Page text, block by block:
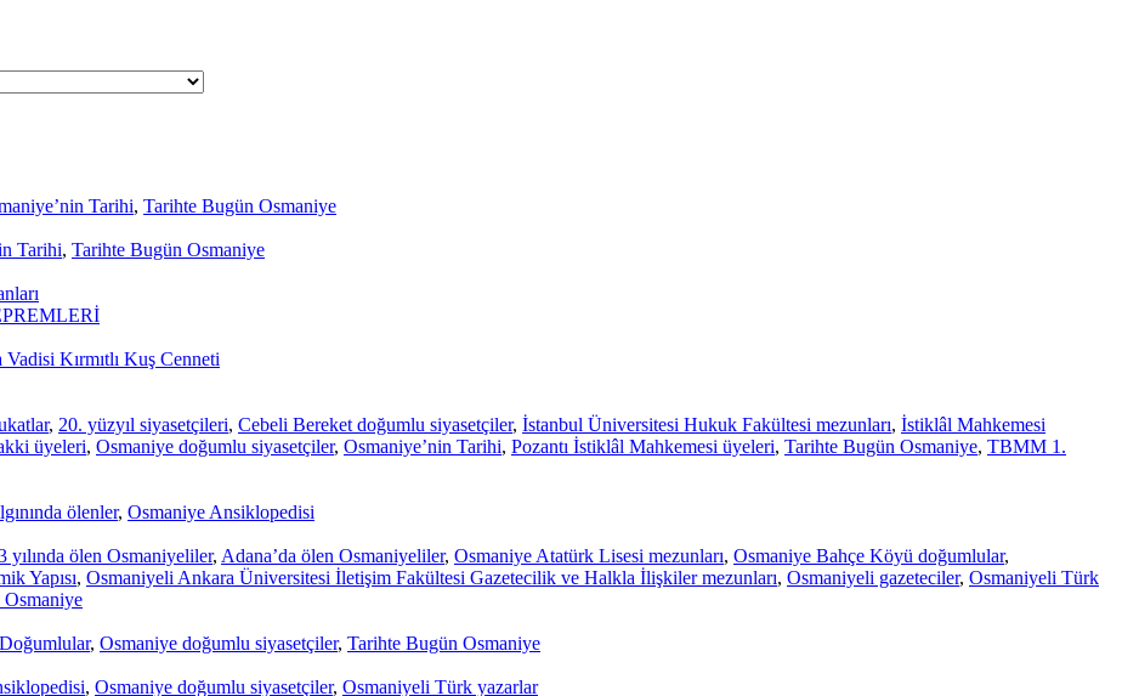
Tarihi, Tarihte Bugün Osmaniye
Tarihi, Tarihte Bugün Osmaniye
Kırmıtlı Kuş Cenneti
, 20. yüzyıl siyasetçileri, Cebeli Bereket doğumlu siyasetçiler, İstanbul Üniversitesi Hukuk Fakültesi mezunları, İstiklâl Mahkemesi
üyeleri, Osmaniye doğumlu siyasetçiler, Osmaniye’nin Tarihi, Pozantı İstiklâl Mahkemesi üyeleri, Tarihte Bugün Osmaniye, TBMM 1.
ölenler, Osmaniye Ansiklopedisi
yılında ölen Osmaniyeliler, Adana’da ölen Osmaniyeliler, Osmaniye Atatürk Lisesi mezunları, Osmaniye Bahçe Köyü doğumlular,
Yapısı, Osmaniyeli Ankara Üniversitesi İletişim Fakültesi Gazetecilik ve Halkla İlişkiler mezunları, Osmaniyeli gazeteciler, Osmaniyeli Türk
, Osmaniye doğumlu siyasetçiler, Tarihte Bugün Osmaniye
, Osmaniye doğumlu siyasetçiler, Osmaniyeli Türk yazarlar